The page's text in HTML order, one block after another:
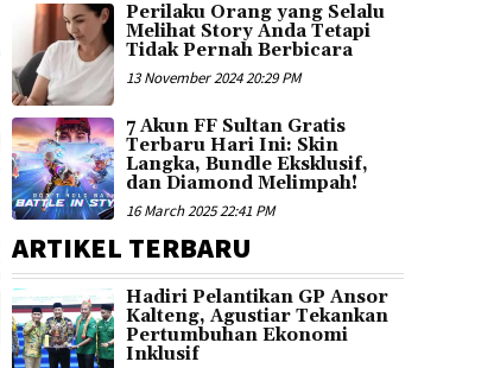
Perilaku Orang yang Selalu
Melihat Story Anda Tetapi
Tidak Pernah Berbicara
13 November 2024 20:29 PM
7 Akun FF Sultan Gratis
Terbaru Hari Ini: Skin
Langka, Bundle Eksklusif,
dan Diamond Melimpah!
16 March 2025 22:41 PM
ARTIKEL TERBARU
Hadiri Pelantikan GP Ansor
Kalteng, Agustiar Tekankan
Pertumbuhan Ekonomi
Inklusif